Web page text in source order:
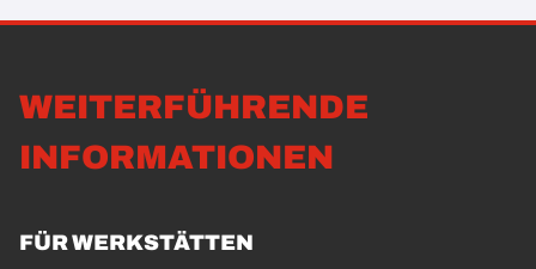
WEITERFÜHRENDE
INFORMATIONEN
FÜR WERKSTÄTTEN